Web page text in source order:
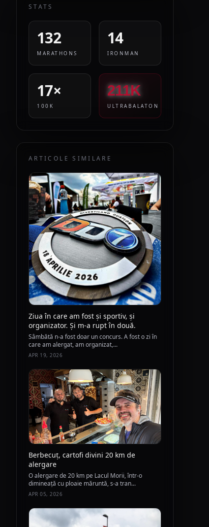
STATS
132
MARATHONS
14
IRONMAN
17×
100K
211K
ULTRABALATON
ARTICOLE SIMILARE
Ziua în care am fost și sportiv, și
organizator. Și m-a rupt în două.
Sâmbătă n-a fost doar un concurs. A fost o zi în
care am alergat, am organizat,...
APR 19, 2026
Berbecuț, cartofi divini 20 km de
alergare
O alergare de 20 km pe Lacul Morii, într-o
dimineață cu ploaie măruntă, s-a tran...
APR 05, 2026